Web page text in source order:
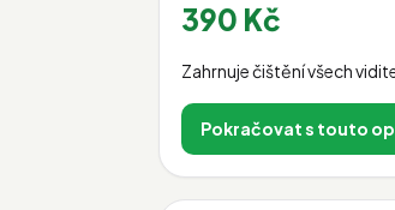
390 Kč
Zahrnuje čištění všech
Pokračovat s touto